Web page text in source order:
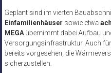
Geplant sind im vierten
Einfamilienhäuser sowie etwa
MEGAübernimmt dabei Aufbau
Versorgungsinfrastruktur. Auch
bereits vorgesehen, die
sicherzustellen.